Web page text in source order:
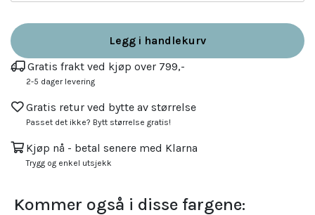
Legg i handlekurv
Gratis frakt ved kjøp over 799,-
2-5 dager levering
Gratis retur ved bytte av størrelse
Passet det ikke? Bytt størrelse gratis!
Kjøp nå - betal senere med Klarna
Trygg og enkel utsjekk
Kommer også i disse fargene: